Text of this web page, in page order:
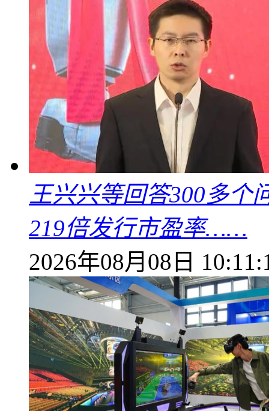
王兴兴等回答300多个
219倍发行市盈率……
2026年08月08日